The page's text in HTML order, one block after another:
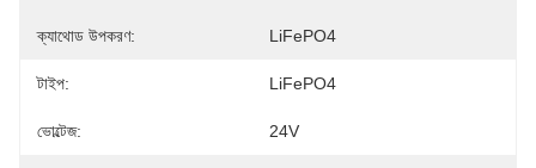
ক্যাথোড উপকরণ: LiFePO4
টাইপ: LiFePO4
ভোল্টেজ: 24V